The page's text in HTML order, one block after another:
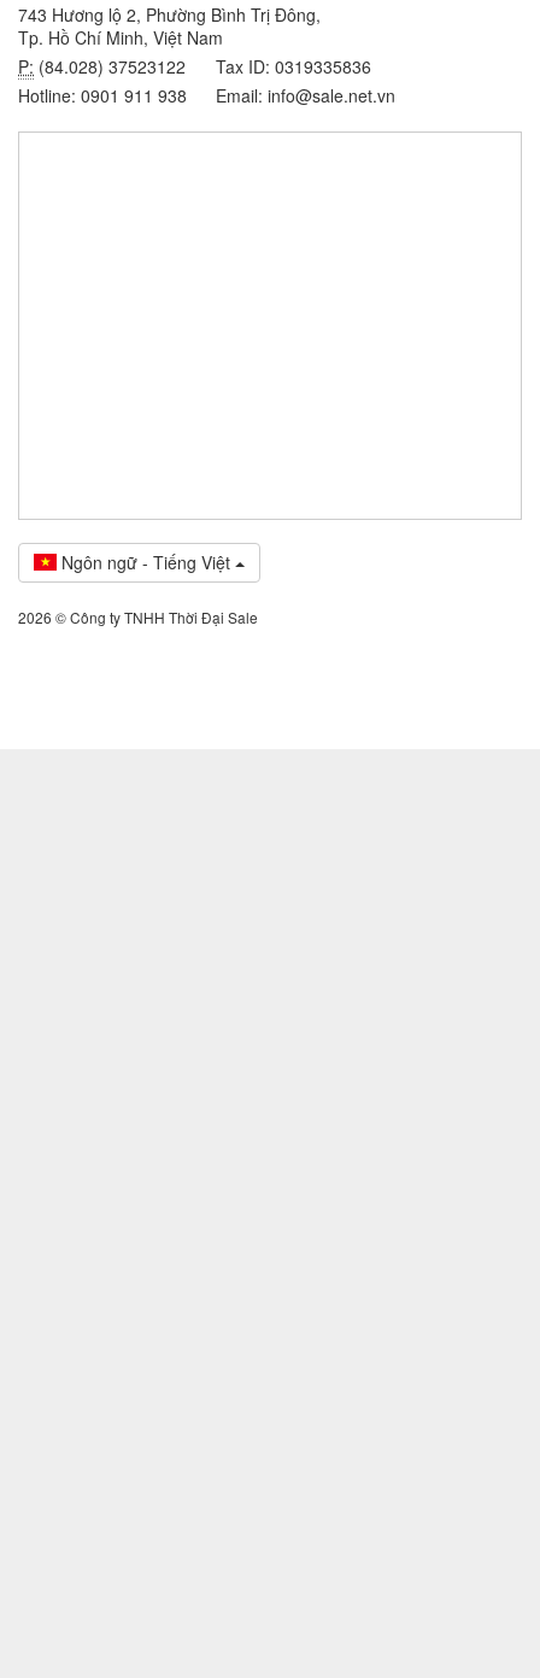
743 Hương lộ 2, Phường Bình Trị Đông,
Tp. Hồ Chí Minh, Việt Nam
P: (84.028) 37523122
Tax ID: 0319335836
Hotline: 0901 911 938
Email: info@sale.net.vn
Ngôn ngữ - Tiếng Việt
2026 © Công ty TNHH Thời Đại Sale